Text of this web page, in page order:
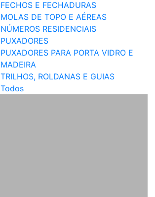
FECHOS E FECHADURAS
MOLAS DE TOPO E AÉREAS
NÚMEROS RESIDENCIAIS
PUXADORES
PUXADORES PARA PORTA VIDRO E
MADEIRA
TRILHOS, ROLDANAS E GUIAS
Todos